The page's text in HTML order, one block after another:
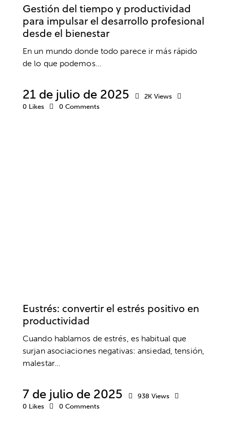
Gestión del tiempo y productividad
para impulsar el desarrollo profesional
desde el bienestar
En un mundo donde todo parece ir más rápido
de lo que podemos…
21 de julio de 2025 2K Views
0 Likes 0 Comments
Eustrés: convertir el estrés positivo en
productividad
Cuando hablamos de estrés, es habitual que
surjan asociaciones negativas: ansiedad, tensión,
malestar…
7 de julio de 2025 938 Views
0 Likes 0 Comments